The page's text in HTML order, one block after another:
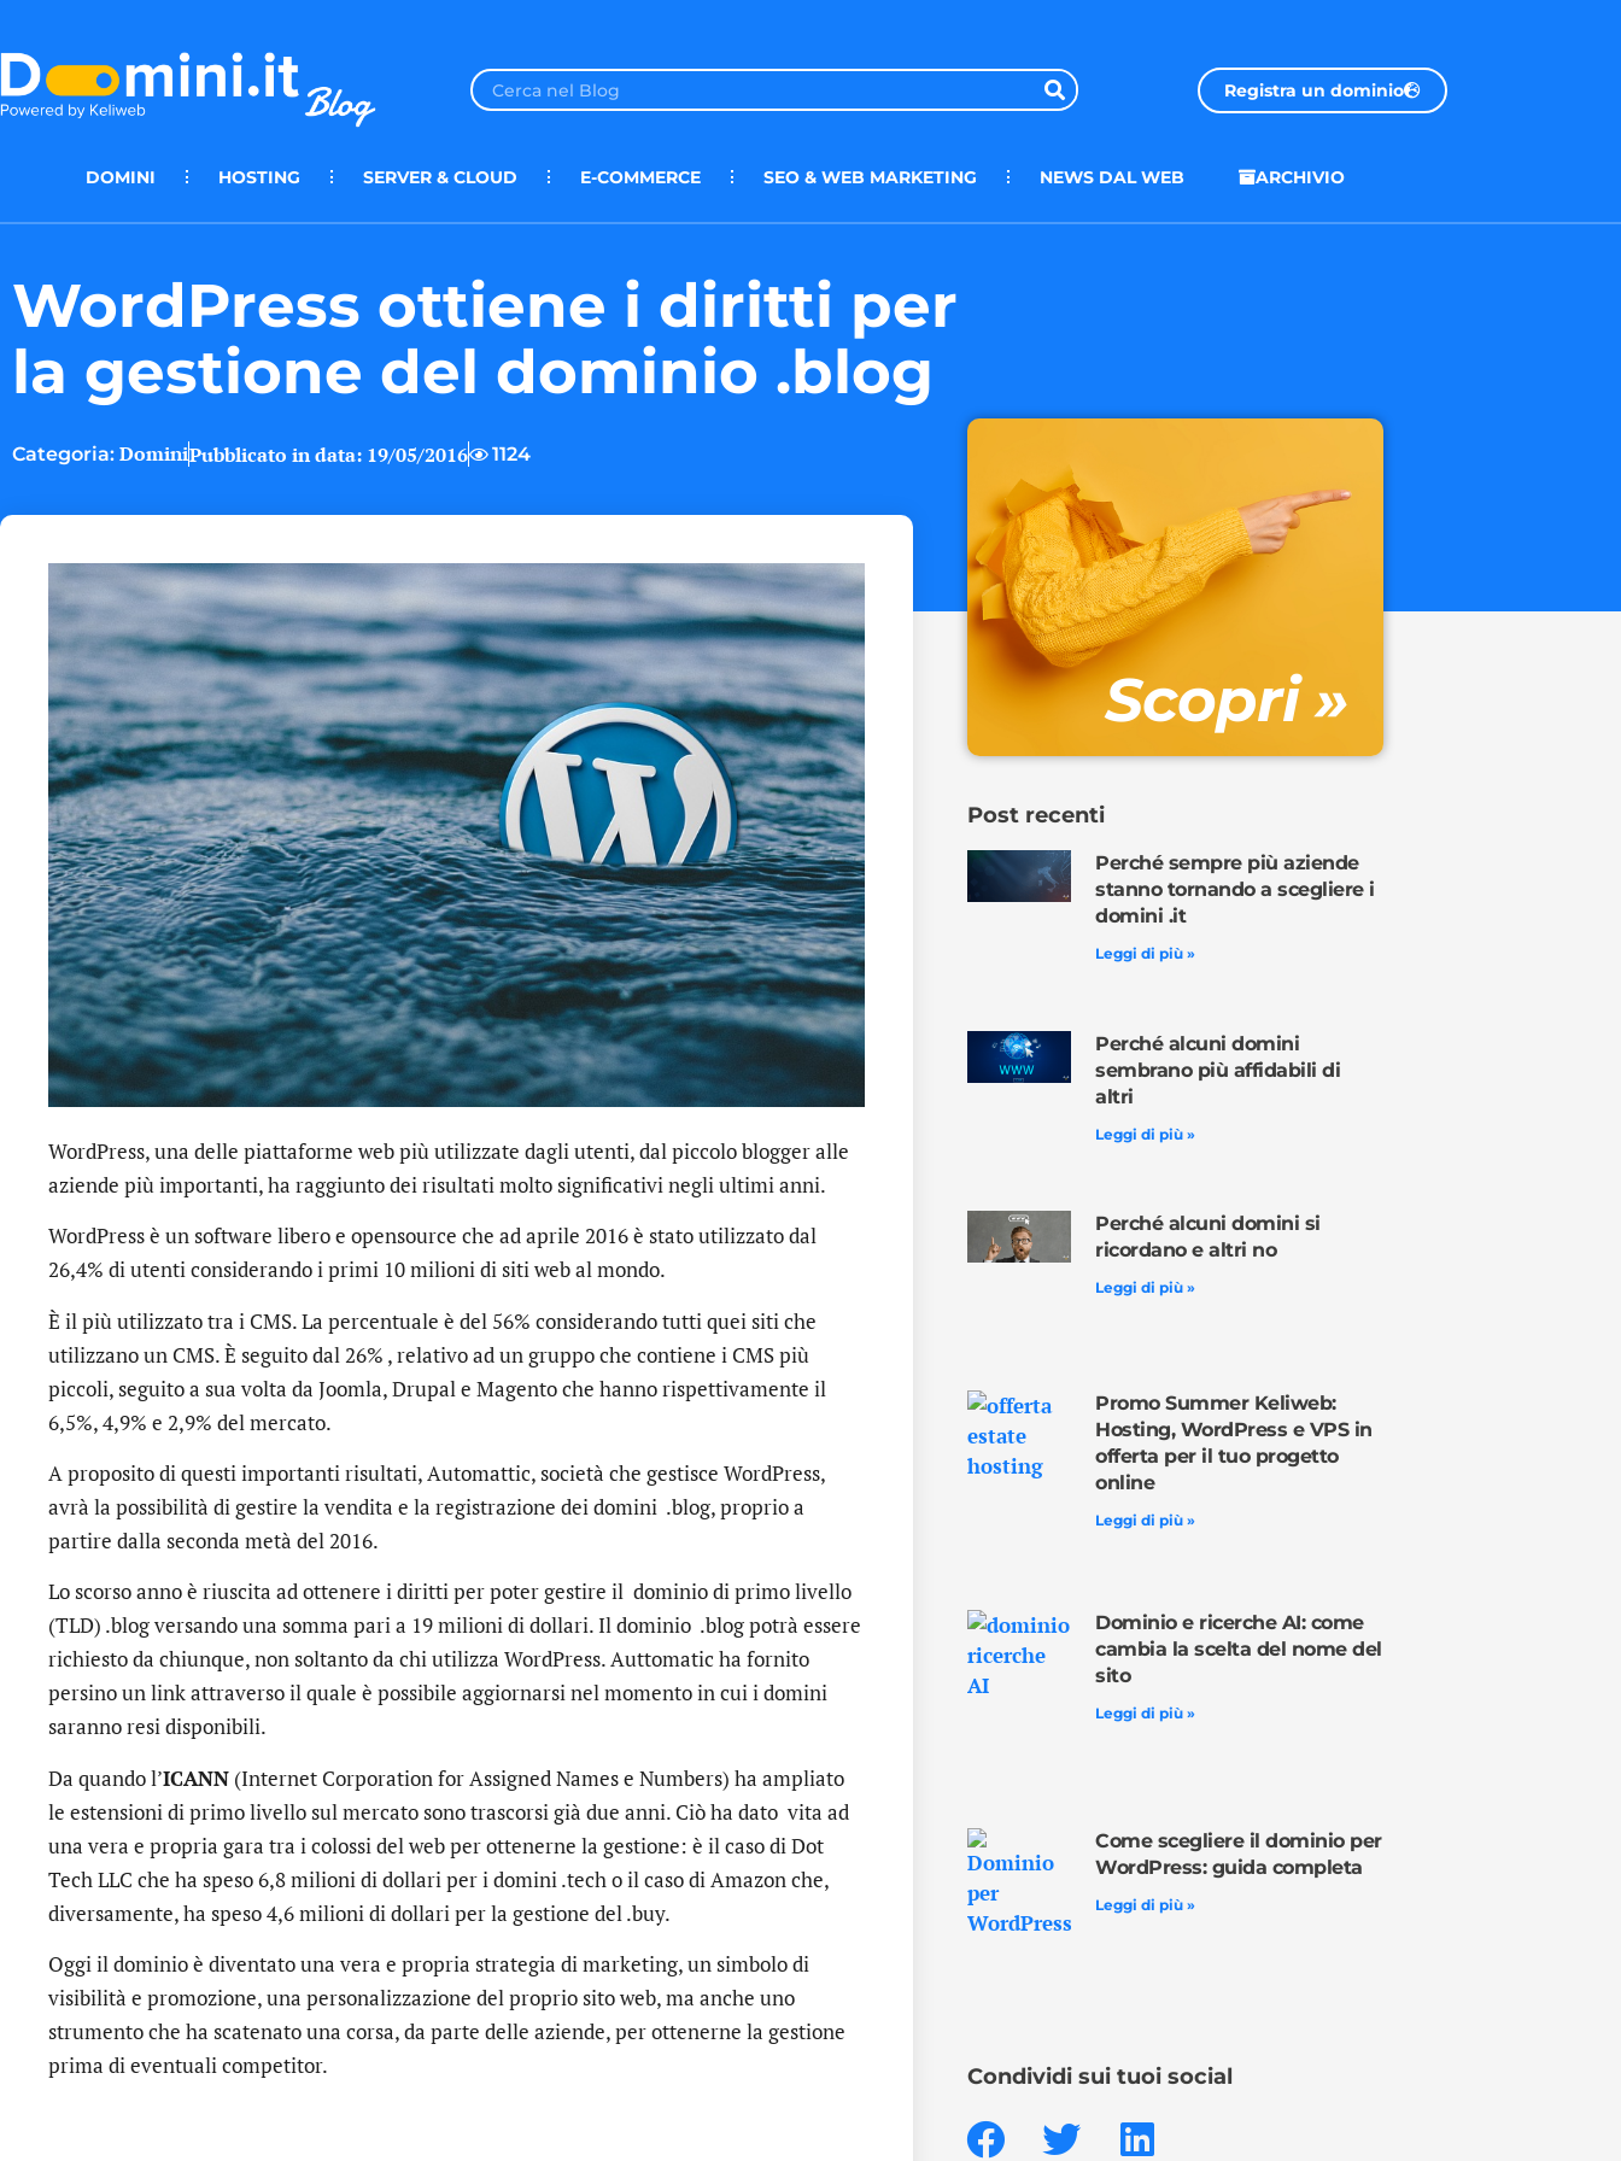
Registra un dominio
DOMINI HOSTING SERVER & CLOUD E-COMMERCE SEO & WEB MARKETING NEWS DAL WEB ARCHIVIO
WordPress ottiene i diritti per
la gestione del dominio .blog
Categoria: DominiPubblicato in data: 19/05/2016 1124
WordPress, una delle piattaforme web più utilizzate dagli utenti, dal piccolo blogger alle
aziende più importanti, ha raggiunto dei risultati molto significativi negli ultimi anni.
WordPress è un software libero e opensource che ad aprile 2016 è stato utilizzato dal
26,4% di utenti considerando i primi 10 milioni di siti web al mondo.
È il più utilizzato tra i CMS. La percentuale è del 56% considerando tutti quei siti che
utilizzano un CMS. È seguito dal 26% , relativo ad un gruppo che contiene i CMS più
piccoli, seguito a sua volta da Joomla, Drupal e Magento che hanno rispettivamente il
6,5%, 4,9% e 2,9% del mercato.
A proposito di questi importanti risultati, Automattic, società che gestisce WordPress,
avrà la possibilità di gestire la vendita e la registrazione dei domini .blog, proprio a
partire dalla seconda metà del 2016.
Lo scorso anno è riuscita ad ottenere i diritti per poter gestire il dominio di primo livello
(TLD) .blog versando una somma pari a 19 milioni di dollari. Il dominio .blog potrà essere
richiesto da chiunque, non soltanto da chi utilizza WordPress. Auttomatic ha fornito
persino un link attraverso il quale è possibile aggiornarsi nel momento in cui i domini
saranno resi disponibili.
Da quando l’ICANN (Internet Corporation for Assigned Names e Numbers) ha ampliato
le estensioni di primo livello sul mercato sono trascorsi già due anni. Ciò ha dato vita ad
una vera e propria gara tra i colossi del web per ottenerne la gestione: è il caso di Dot
Tech LLC che ha speso 6,8 milioni di dollari per i domini .tech o il caso di Amazon che,
diversamente, ha speso 4,6 milioni di dollari per la gestione del .buy.
Oggi il dominio è diventato una vera e propria strategia di marketing, un simbolo di
visibilità e promozione, una personalizzazione del proprio sito web, ma anche uno
strumento che ha scatenato una corsa, da parte delle aziende, per ottenerne la gestione
prima di eventuali competitor.
Scopri »
Post recenti
Perché sempre più aziende
stanno tornando a scegliere i
domini .it
Leggi di più »
Perché alcuni domini
sembrano più affidabili di
altri
Leggi di più »
Perché alcuni domini si
ricordano e altri no
Leggi di più »
Promo Summer Keliweb:
Hosting, WordPress e VPS in
offerta per il tuo progetto
online
Leggi di più »
Dominio e ricerche AI: come
cambia la scelta del nome del
sito
Leggi di più »
Come scegliere il dominio per
WordPress: guida completa
Leggi di più »
Condividi sui tuoi social